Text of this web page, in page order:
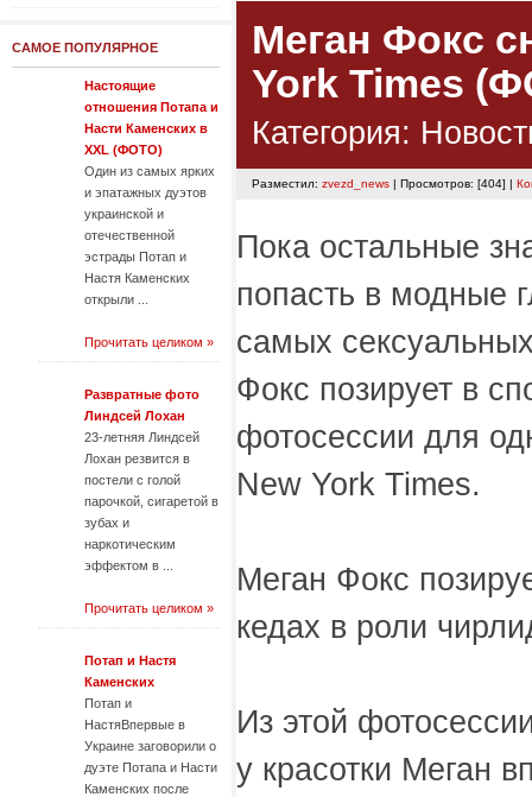
САМОЕ ПОПУЛЯРНОЕ
Настоящие
отношения Потапа и
Насти Каменских в
XXL (ФОТО)
Один из самых ярких
и эпатажных дуэтов
украинской и
отечественной
эстрады Потап и
Настя Каменских
открыли ...
Прочитать целиком »
Развратные фото
Линдсей Лохан
23-летняя Линдсей
Лохан резвится в
постели с голой
парочкой, сигаретой в
зубах и
наркотическим
эффектом в ...
Прочитать целиком »
Потап и Настя
Каменских
Потап и
НастяВпервые в
Украине заговорили о
дуэте Потапа и Насти
Каменских после
Меган Фокс
York Times
Категория:
Разместил: zvezd_news | Просмотров: [404] |
Пока остальные
попасть в модные
самых
Фокс позирует в
фотосессии для
New York Times.
Меган Фокс
кедах в роли
Из этой
у красотки Меган